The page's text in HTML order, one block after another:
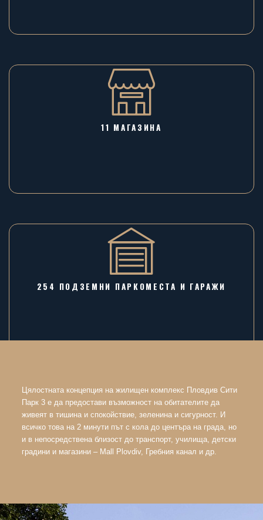
11 МАГАЗИНА
254 ПОДЗЕМНИ ПАРКОМЕСТА И ГАРАЖИ
Цялостната концепция на жилищен комплекс Пловдив Сити
Парк 3 е да предостави възможност на обитателите да
живеят в тишина и спокойствие, зеленина и сигурност. И
всичко това на 2 минути път с кола до центъра на града, но
и в непосредствена близост до транспорт, училища, детски
градини и магазини – Mall Plovdiv, Гребния канал и др.